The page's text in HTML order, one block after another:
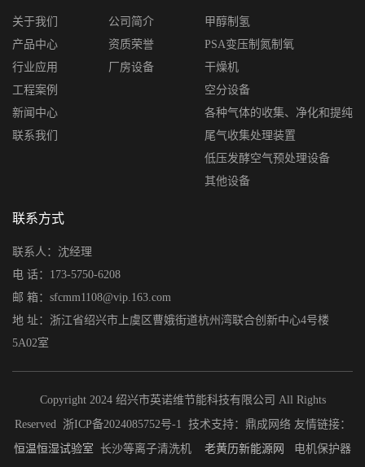
关于我们
产品中心
行业应用
工程案例
新闻中心
联系我们
公司简介
资质荣誉
厂房设备
甲醇制氢
PSA变压制氮制氧
干燥机
空分设备
各种气体的收集、净化和提纯
尾气收集处理装置
低压发酵空气预处理设备
其他设备
联系方式
联系人：沈经理
电 话：173-5750-6208
邮 箱：sfcmm1108@vip.163.com
地 址：浙江省绍兴市上虞区曹娥街道杭州湾联合创新中心4号楼
5A02室
Copyright 2024 绍兴市英诺维节能科技有限公司 All Rights
Reserved 浙ICP备2024085752号-1 技术支持： 鼎成网络友情链接：
恒温恒湿试验室 长沙等离子清洗机 老黄历新能源网 电机保护器